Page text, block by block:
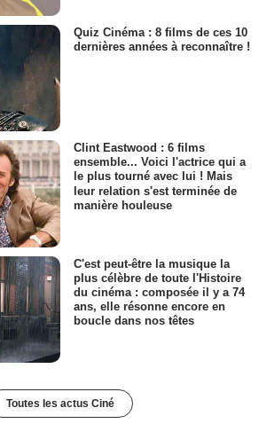
Quiz Cinéma : 8 films de ces 10
dernières années à reconnaître !
Clint Eastwood : 6 films
ensemble... Voici l'actrice qui a
le plus tourné avec lui ! Mais
leur relation s'est terminée de
manière houleuse
C'est peut-être la musique la
plus célèbre de toute l'Histoire
du cinéma : composée il y a 74
ans, elle résonne encore en
boucle dans nos têtes
Toutes les actus Ciné